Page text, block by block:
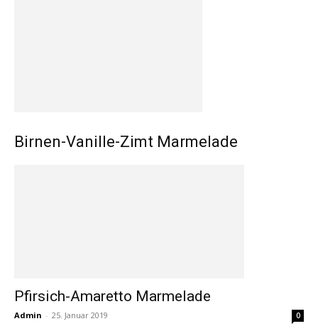
Birnen-Vanille-Zimt Marmelade
Pfirsich-Amaretto Marmelade
Admin - 25. Januar 2019 0